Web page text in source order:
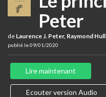
Peter
de Laurence J. Peter, Raymond
publié le 09/01/2020
Lire maintenant
Ecouter version Audio